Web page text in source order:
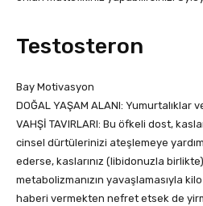
Testosteron
Bay Motivasyon
DOĞAL YAŞAM ALANI: Yumurtalıklar
VAHŞİ TAVIRLARI: Bu öfkeli dost,
cinsel dürtülerinizi ateşlemeye
ederse, kaslarınız (libidonuzla
metabolizmanızın yavaşlamasıyla
haberi vermekten nefret etsek de